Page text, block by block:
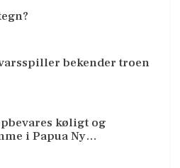
bekender troen
køligt og
i Papua Ny…